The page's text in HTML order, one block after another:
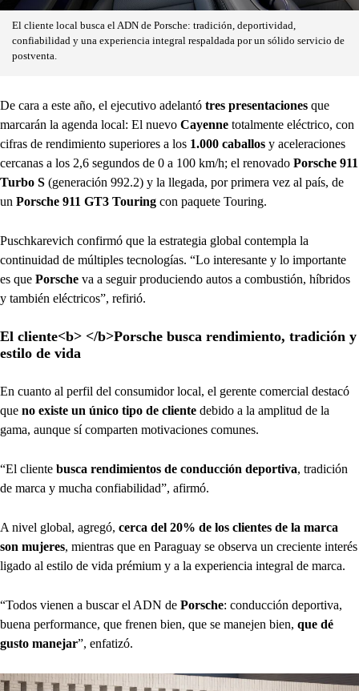
El cliente local busca el ADN de Porsche: tradición, deportividad,
confiabilidad y una experiencia integral respaldada por un sólido servicio de
postventa.
De cara a este año, el ejecutivo adelantó tres presentaciones que
marcarán la agenda local: El nuevo Cayenne totalmente eléctrico, con
cifras de rendimiento superiores a los 1.000 caballos y aceleraciones
cercanas a los 2,6 segundos de 0 a 100 km/h; el renovado Porsche 911
Turbo S (generación 992.2) y la llegada, por primera vez al país, de
un Porsche 911 GT3 Touring con paquete Touring.
Puschkarevich confirmó que la estrategia global contempla la
continuidad de múltiples tecnologías. “Lo interesante y lo importante
es que Porsche va a seguir produciendo autos a combustión, híbridos
y también eléctricos”, refirió.
El cliente<b> </b>Porsche busca rendimiento, tradición y
estilo de vida
En cuanto al perfil del consumidor local, el gerente comercial destacó
que no existe un único tipo de cliente debido a la amplitud de la
gama, aunque sí comparten motivaciones comunes.
“El cliente busca rendimientos de conducción deportiva, tradición
de marca y mucha confiabilidad”, afirmó.
A nivel global, agregó, cerca del 20% de los clientes de la marca
son mujeres, mientras que en Paraguay se observa un creciente interés
ligado al estilo de vida prémium y a la experiencia integral de marca.
“Todos vienen a buscar el ADN de Porsche: conducción deportiva,
buena performance, que frenen bien, que se manejen bien, que dé
gusto manejar”, enfatizó.